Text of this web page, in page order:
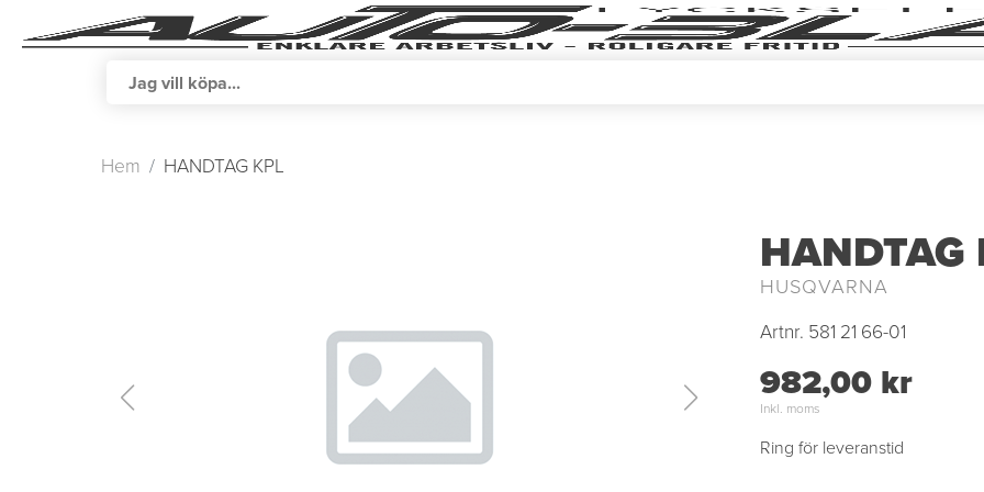
Hem HANDTAG KPL
HANDTAG
HUSQVARNA
Artnr. 581 21 66-01
982,00 kr
Inkl. moms
Ring för leveranstid